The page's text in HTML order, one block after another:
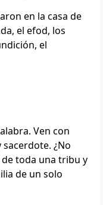
en la casa de
el efod, los
el
Ven con
¿No
toda una tribu y
de un solo